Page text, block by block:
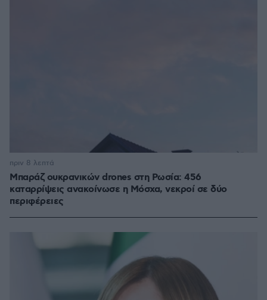
Μπαράζ ουκρανικών drones στη Ρωσία: 456
καταρρίψεις ανακοίνωσε η Μόσχα, νεκροί σε δύο
περιφέρειες
πριν 8 λεπτά